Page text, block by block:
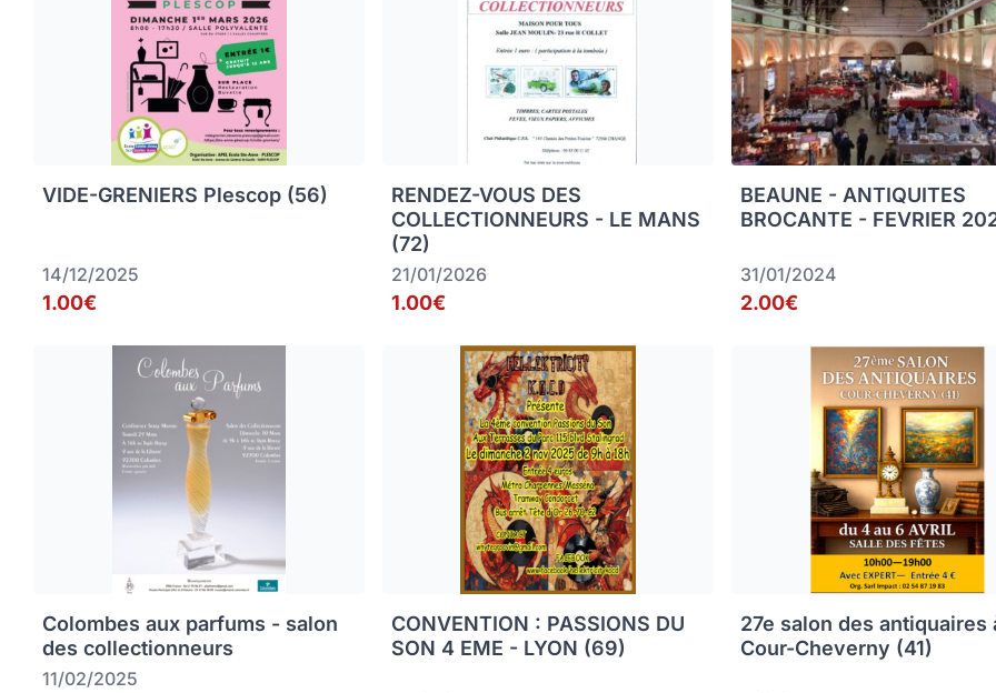
VIDE-GRENIERS Plescop (56)
14/12/2025
1.00€
RENDEZ-VOUS DES
COLLECTIONNEURS - LE MANS
(72)
21/01/2026
1.00€
BEAUNE - ANTIQUITES
BROCANTE - FEVRIER
31/01/2024
2.00€
Colombes aux parfums - salon
des collectionneurs
11/02/2025
CONVENTION : PASSIONS DU
SON 4 EME - LYON (69)
27e salon des antiquaires
Cour-Cheverny (41)